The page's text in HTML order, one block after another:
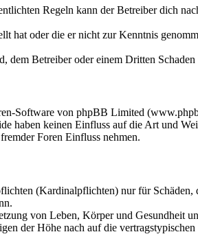
Regeln kann der Betreiber dich
hat oder die er nicht zur Kenntnis
dem Betreiber oder einem Dritten
Software von phpBB Limited
haben keinen Einfluss auf die Art und
Foren Einfluss nehmen.
(Kardinalpflichten) nur für Schäden,
von Leben, Körper und Gesundheit
der Höhe nach auf die vertragstypischen